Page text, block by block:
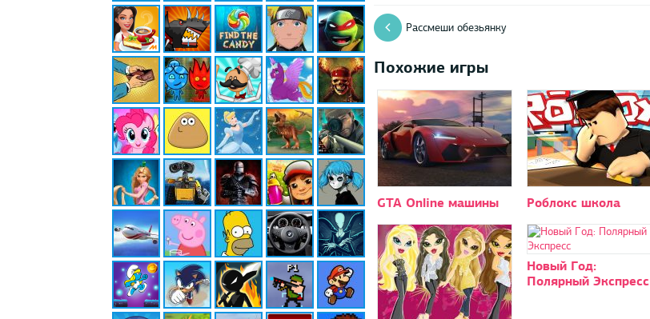
Рассмеши обезьянку
Похожие игры
GTA Online машины Роблокс школа
Новый Год:
Полярный Экспресс